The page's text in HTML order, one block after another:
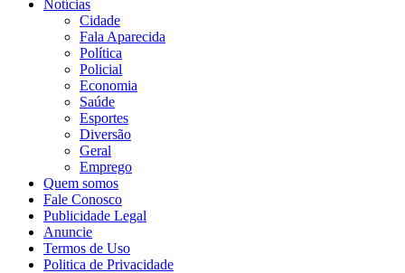
Notícias
Cidade
Fala Aparecida
Política
Policial
Economia
Saúde
Esportes
Diversão
Geral
Emprego
Quem somos
Fale Conosco
Publicidade Legal
Anuncie
Termos de Uso
Politica de Privacidade